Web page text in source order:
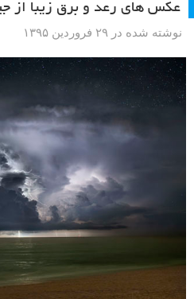
عکس های رعد و برق زیبا از
نوشته شده در ۲۹ فروردین ۱۳۹۵